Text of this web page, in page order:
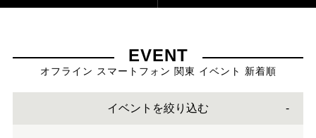
EVENT
オフライン スマートフォン 関東 イベント 新着順
イベントを絞り込む